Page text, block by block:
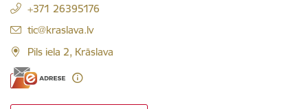
+371 26395176
E-pasts:
tic@kraslava.lv
Pils iela 2, Krāslava